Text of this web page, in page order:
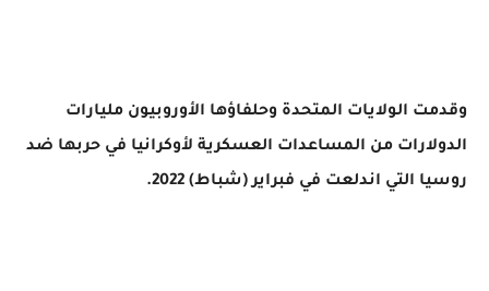
وقدمت الولايات المتحدة وحلفاؤها الأوروبيون مليارات
الدولارات من المساعدات العسكرية لأوكرانيا في حربها ضد
روسيا التي اندلعت في فبراير (شباط) 2022.